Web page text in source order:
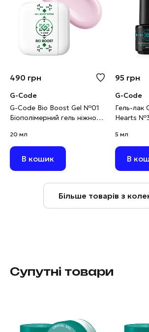
490 грн
G-Code
G-Code Bio Boost Gel №01
Біополімерний гель ніжно-
20 мл
В кошик
95 грн
G-Code
Гель-лак
Hearts
5 мл
В
Більше товарів з
Супутні товари